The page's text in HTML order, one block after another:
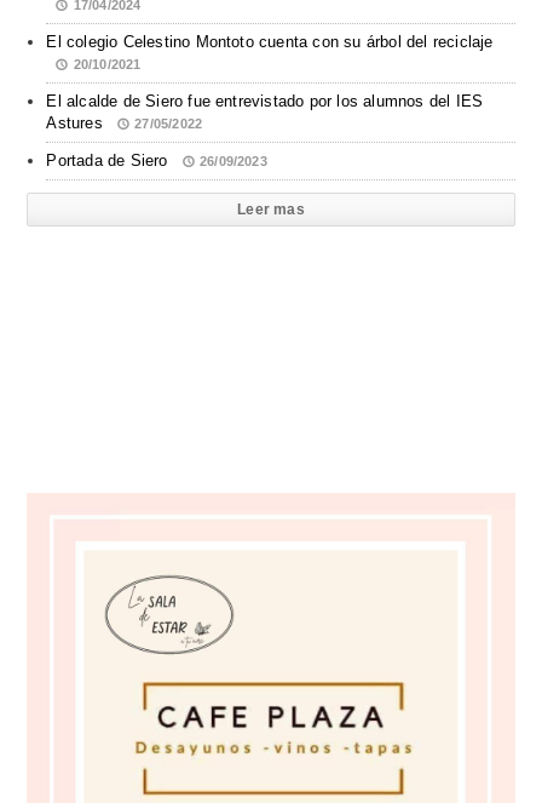
17/04/2024
El colegio Celestino Montoto cuenta con su árbol del reciclaje
20/10/2021
El alcalde de Siero fue entrevistado por los alumnos del IES
Astures
27/05/2022
Portada de Siero 26/09/2023
Leer mas